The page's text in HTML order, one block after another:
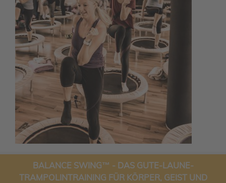
BALANCE SWING™ - DAS GUTE-LAUNE-
TRAMPOLINTRAINING FÜR KÖRPER, GEIST UND